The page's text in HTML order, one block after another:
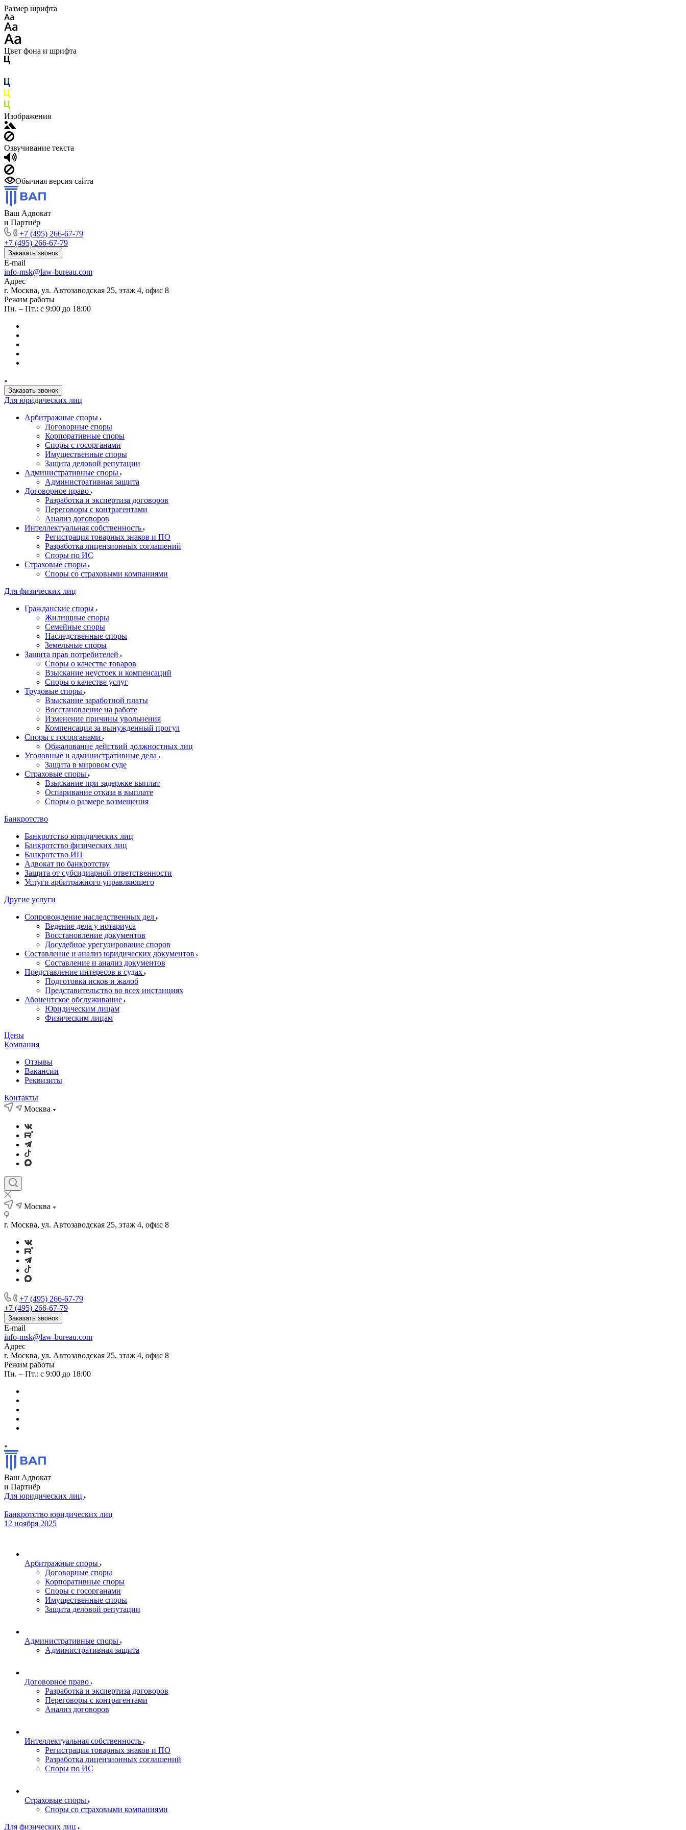
Размер шрифта
Цвет фона и шрифта
Изображения
Озвучивание текста
Обычная версия сайта
Ваш Адвокат
и Партнёр
+7 (495) 266-67-79
+7 (495) 266-67-79
Заказать звонок
E-mail
info-msk@law-bureau.com
Адрес
г. Москва, ул. Автозаводская 25, этаж 4, офис 8
Режим работы
Пн. – Пт.: с 9:00 до 18:00
Заказать звонок
Для юридических лиц
Арбитражные споры
Договорные споры
Корпоративные споры
Споры с госорганами
Имущественные споры
Защита деловой репутации
Административные споры
Административная защита
Договорное право
Разработка и экспертиза договоров
Переговоры с контрагентами
Анализ договоров
Интеллектуальная собственность
Регистрация товарных знаков и ПО
Разработка лицензионных соглашений
Споры по ИС
Страховые споры
Споры со страховыми компаниями
Для физических лиц
Гражданские споры
Жилищные споры
Семейные споры
Наследственные споры
Земельные споры
Защита прав потребителей
Споры о качестве товаров
Взыскание неустоек и компенсаций
Споры о качестве услуг
Трудовые споры
Взыскание заработной платы
Восстановление на работе
Изменение причины увольнения
Компенсация за вынужденный прогул
Споры с госорганами
Обжалование действий должностных лиц
Уголовные и административные дела
Защита в мировом суде
Страховые споры
Взыскание при задержке выплат
Оспаривание отказа в выплате
Споры о размере возмещения
Банкротство
Банкротство юридических лиц
Банкротство физических лиц
Банкротство ИП
Адвокат по банкротству
Защита от субсидиарной ответственности
Услуги арбитражного управляющего
Другие услуги
Сопровождение наследственных дел
Ведение дела у нотариуса
Восстановление документов
Досудебное урегулирование споров
Составление и анализ юридических документов
Составление и анализ документов
Представление интересов в судах
Подготовка исков и жалоб
Представительство во всех инстанциях
Абонентское обслуживание
Юридическим лицам
Физическим лицам
Цены
Компания
Отзывы
Вакансии
Реквизиты
Контакты
Москва
Москва
г. Москва, ул. Автозаводская 25, этаж 4, офис 8
+7 (495) 266-67-79
+7 (495) 266-67-79
Заказать звонок
E-mail
info-msk@law-bureau.com
Адрес
г. Москва, ул. Автозаводская 25, этаж 4, офис 8
Режим работы
Пн. – Пт.: с 9:00 до 18:00
Ваш Адвокат
и Партнёр
Для юридических лиц
Банкротство юридических лиц
12 ноября 2025
Арбитражные споры
Договорные споры
Корпоративные споры
Споры с госорганами
Имущественные споры
Защита деловой репутации
Административные споры
Административная защита
Договорное право
Разработка и экспертиза договоров
Переговоры с контрагентами
Анализ договоров
Интеллектуальная собственность
Регистрация товарных знаков и ПО
Разработка лицензионных соглашений
Споры по ИС
Страховые споры
Споры со страховыми компаниями
Для физических лиц